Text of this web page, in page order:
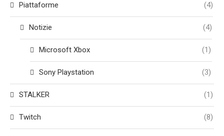
Piattaforme (4)
Notizie (4)
Microsoft Xbox (1)
Sony Playstation (3)
STALKER (1)
Twitch (8)